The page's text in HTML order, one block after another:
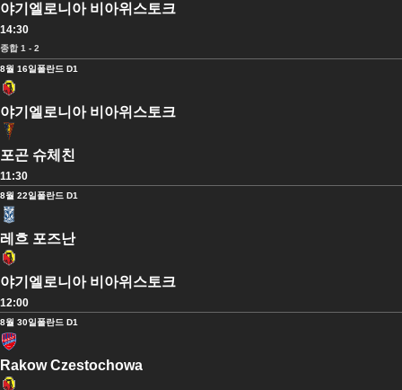
야기엘로니아 비아위스토크
14:30
종합 1 - 2
8월 16일폴란드 D1
야기엘로니아 비아위스토크
포곤 슈체친
11:30
8월 22일폴란드 D1
레흐 포즈난
야기엘로니아 비아위스토크
12:00
8월 30일폴란드 D1
Rakow Czestochowa